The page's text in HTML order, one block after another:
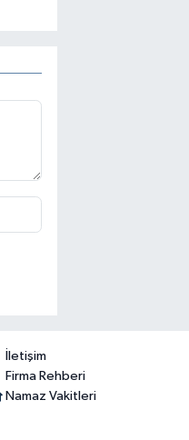
İletişim
Firma Rehberi
Namaz Vakitleri